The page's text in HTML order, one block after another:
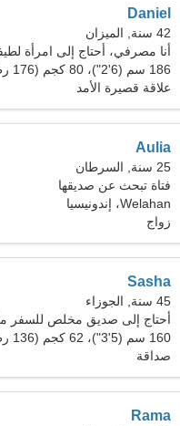
Daniel
42 سنة, الميزان
أنا مصرفي، أحتاج إلى امرأة
186 سم (6'2")، 80 كجم (176 رطلا)
علاقة قصيرة الأمد
Aulia
25 سنة, السرطان
فتاة تبحث عن صديقها
Welahan، إندونيسيا
زواج
Sasha
45 سنة, الجوزاء
أحتاج إلى صديق مخلص للسفر
160 سم (5'3")، 62 كجم (136 رطلا)
صداقة
Rama